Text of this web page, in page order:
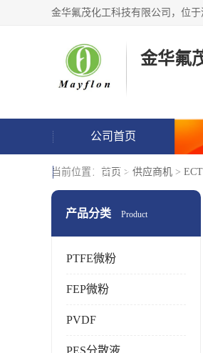
金华氟
公司首页
联系方式
当前位置： 首页 > 供应商机 >
产品分类 Product
PTFE微粉
FEP微粉
PVDF
PES分散液